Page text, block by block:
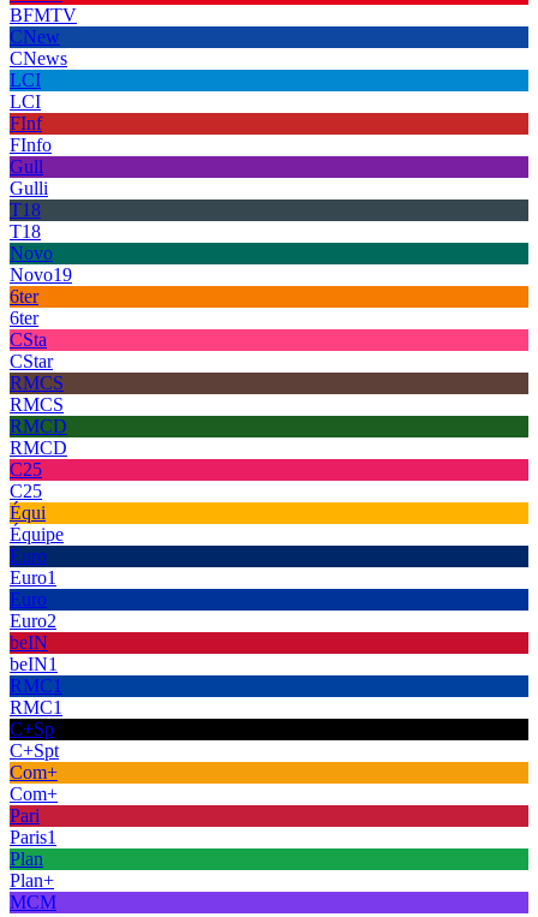
BFMTV
CNew
CNews
LCI
LCI
FInf
FInfo
Gull
Gulli
T18
T18
Novo
Novo19
6ter
6ter
CSta
CStar
RMCS
RMCS
RMCD
RMCD
C25
C25
Équi
Équipe
Euro
Euro1
Euro
Euro2
beIN
beIN1
RMC1
RMC1
C+Sp
C+Spt
Com+
Com+
Pari
Paris1
Plan
Plan+
MCM